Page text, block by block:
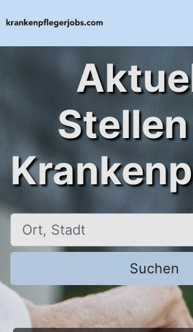
Ort, Stadt
Suchen